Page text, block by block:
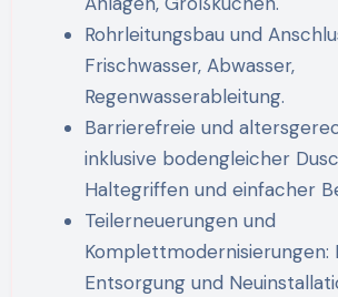
Rohrleitungsbau und
Frischwasser, Abwasser,
Regenwasserableitung.
Barrierefreie und
inklusive bodengleicher
Haltegriffen und einfacher
Teilerneuerungen und
Komplettmodernisierungen:
Entsorgung und